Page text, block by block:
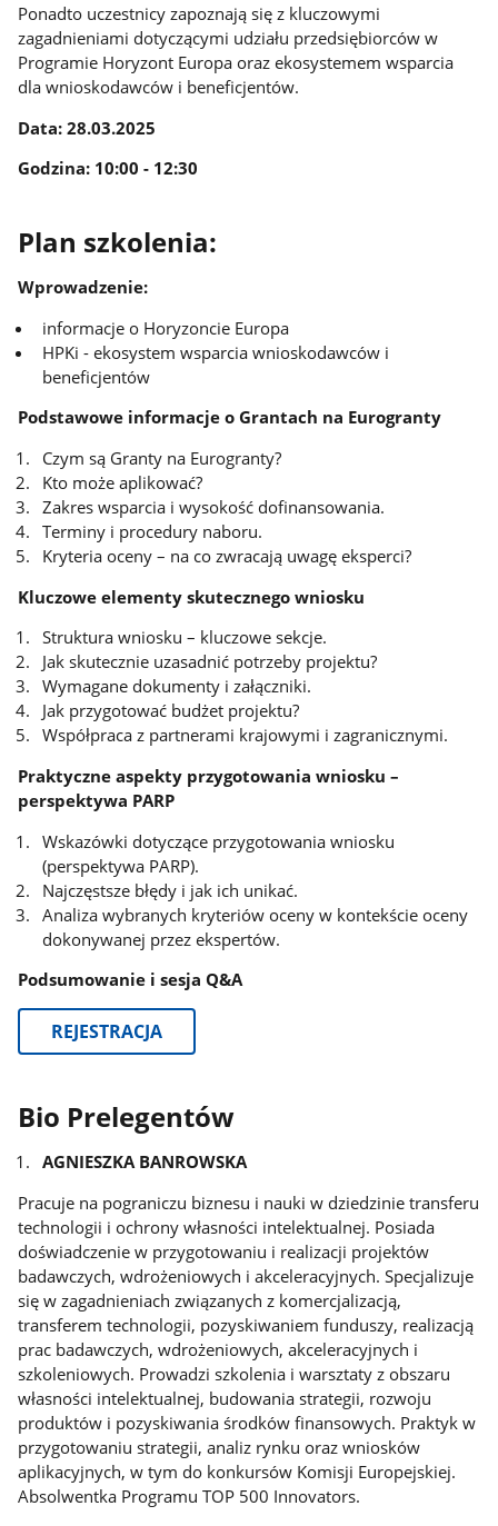
Ponadto uczestnicy zapoznają się z kluczowymi
zagadnieniami dotyczącymi udziału przedsiębiorców w
Programie Horyzont Europa oraz ekosystemem wsparcia
dla wnioskodawców i beneficjentów.
Data: 28.03.2025
Godzina: 10:00 - 12:30
Plan szkolenia:
Wprowadzenie:
informacje o Horyzoncie Europa
HPKi - ekosystem wsparcia wnioskodawców i
beneficjentów
Podstawowe informacje o Grantach na Eurogranty
Czym są Granty na Eurogranty?
Kto może aplikować?
Zakres wsparcia i wysokość dofinansowania.
Terminy i procedury naboru.
Kryteria oceny – na co zwracają uwagę eksperci?
Kluczowe elementy skutecznego wniosku
Struktura wniosku – kluczowe sekcje.
Jak skutecznie uzasadnić potrzeby projektu?
Wymagane dokumenty i załączniki.
Jak przygotować budżet projektu?
Współpraca z partnerami krajowymi i zagranicznymi.
Praktyczne aspekty przygotowania wniosku –
perspektywa PARP
Wskazówki dotyczące przygotowania wniosku
(perspektywa PARP).
Najczęstsze błędy i jak ich unikać.
Analiza wybranych kryteriów oceny w kontekście oceny
dokonywanej przez ekspertów.
Podsumowanie i sesja Q&A
REJESTRACJA
Bio Prelegentów
AGNIESZKA BANROWSKA
Pracuje na pograniczu biznesu i nauki w dziedzinie transferu
technologii i ochrony własności intelektualnej. Posiada
doświadczenie w przygotowaniu i realizacji projektów
badawczych, wdrożeniowych i akceleracyjnych. Specjalizuje
się w zagadnieniach związanych z komercjalizacją,
transferem technologii, pozyskiwaniem funduszy, realizacją
prac badawczych, wdrożeniowych, akceleracyjnych i
szkoleniowych. Prowadzi szkolenia i warsztaty z obszaru
własności intelektualnej, budowania strategii, rozwoju
produktów i pozyskiwania środków finansowych. Praktyk w
przygotowaniu strategii, analiz rynku oraz wniosków
aplikacyjnych, w tym do konkursów Komisji Europejskiej.
Absolwentka Programu TOP 500 Innovators.